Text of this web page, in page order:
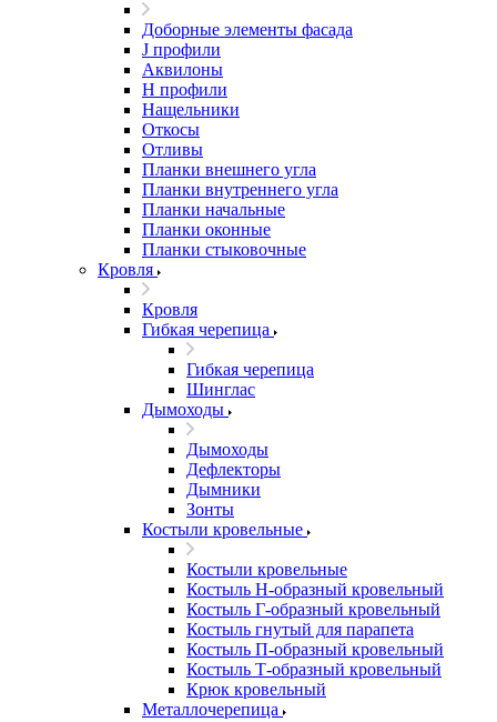
Доборные элементы фасада
J профили
Аквилоны
Н профили
Нащельники
Откосы
Отливы
Планки внешнего угла
Планки внутреннего угла
Планки начальные
Планки оконные
Планки стыковочные
Кровля
Кровля
Гибкая черепица
Гибкая черепица
Шинглас
Дымоходы
Дымоходы
Дефлекторы
Дымники
Зонты
Костыли кровельные
Костыли кровельные
Костыль H-образный кровельный
Костыль Г-образный кровельный
Костыль гнутый для парапета
Костыль П-образный кровельный
Костыль Т-образный кровельный
Крюк кровельный
Металлочерепица